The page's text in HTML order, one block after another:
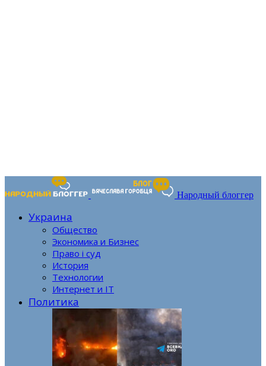
Народный блоггер
Украина
Общество
Экономика и Бизнес
Право і суд
История
Технологии
Интернет и IT
Политика